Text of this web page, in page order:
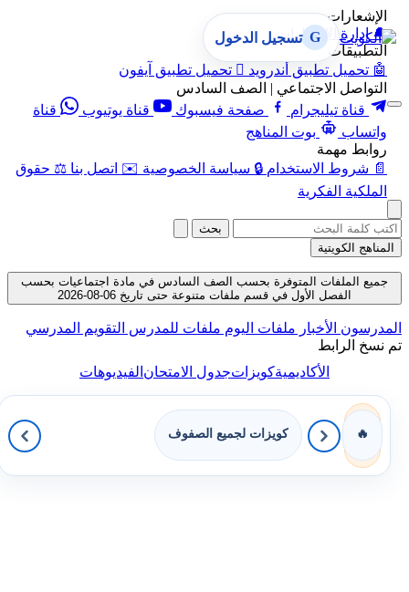
الإشعارات
🔔 إدارة الإشعارات
التطبيقات
تحميل تطبيق أندرويد  تحميل تطبيق آيفون
التواصل الاجتماعي | الصف السادس
قناة تيليجرام
صفحة فيسبوك قناة يوتيوب
قناة
واتساب
بوت المناهج
روابط مهمة
شروط الاستخدام 🔒 سياسة الخصوصية ✉️ اتصل بنا ⚖️ حقوق
الملكية الفكرية
G تسجيل الدخول
بحث
المناهج الكويتية
جميع الملفات المتوفرة بحسب الصف السادس في مادة اجتماعيات بحسب
الفصل الأول في قسم ملفات متنوعة حتى تاريخ 06-08-2026
الأخبارملفات اليومملفات للمدرسالتقويم المدرسي
نسخ الرابط
الأكاديميةكويزاتجدول الامتحانالفيديوهات
كويزات لجميع الصفوف